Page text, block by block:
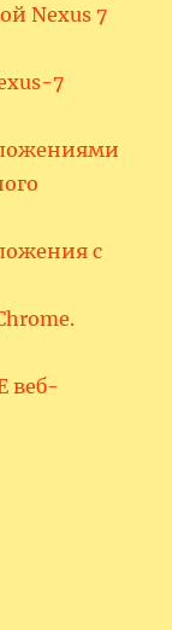
Nexus 7
7
с
веб-